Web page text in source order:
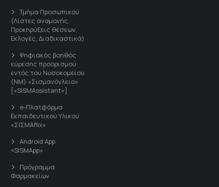
Τμήμα Προσωπικού
(Λίστες αναμονής,
Προκηρύξεις θέσεων,
Εκλογές, Διαδικαστικά)
Ψηφιακός βοηθός
εύρεσης προορισμού
εντός του Νοσοκομείου
(ΝΜ) «Σισμανόγλειο»
[«SISMAssistant»]
e-Πλατφόρμα
Εκπαιδευτικού Υλικού
«ΣΙΣΜΑflix»
Android App
«SISMApp»
Πρόγραμμα
Φαρμακείων